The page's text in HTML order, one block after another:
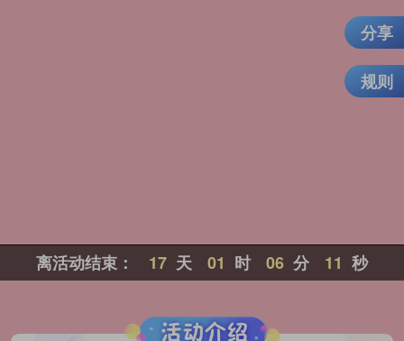
分享
规则
离活动结束： 17 天 01 时 06 分 11 秒